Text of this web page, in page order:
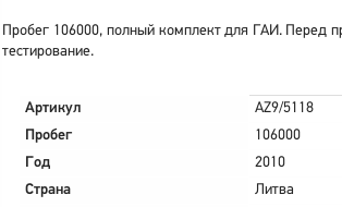
Пробег 106000, полный комплект для ГАИ. Перед
тестирование.
Артикул
AZ9/5118
Пробег
106000
Год
2010
Страна
Литва